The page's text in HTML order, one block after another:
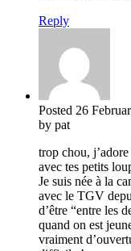
Reply
Posted 26
by pat
trop chou,
avec tes petits
Je suis née à la
avec le TGV
d’être “entre les
quand on est
vraiment